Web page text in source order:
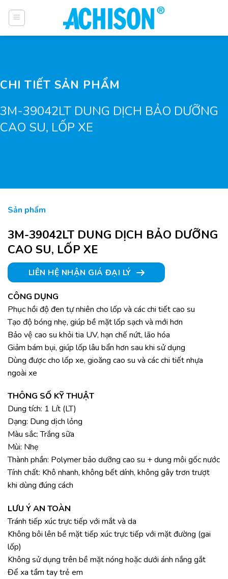
CHI TIẾT SẢN PHẨM
3M-39042LT DUNG DỊCH BẢO DƯỠNG
CAO SU, LỐP XE
Sản phẩm
3M-39042LT DUNG DỊCH BẢO DƯỠNG
CAO SU, LỐP XE
LIÊN HỆ NHẬN GIÁ ĐẠI LÝ
CÔNG DỤNG
Phục hồi độ đen tự nhiên cho lốp và các chi tiết cao su
Tạo độ bóng nhẹ, giúp bề mặt lốp sạch và mới hơn
Bảo vệ cao su khỏi tia UV, hạn chế nứt, lão hóa
Giảm bám bụi, giúp lốp lâu bẩn hơn sau khi sử dụng
Dùng được cho lốp xe, gioăng cao su và các chi tiết nhựa
ngoài xe
THÔNG SỐ KỸ THUẬT
Dung tích: 1 Lít (LT)
Dạng: Dung dịch lỏng
Màu sắc: Trắng sữa
Mùi: Nhẹ
Thành phần: Polymer bảo dưỡng cao su + dung môi gốc nước
Tính chất: Khô nhanh, không bết dính, không gây trơn trượt
khi dùng đúng cách
LƯU Ý AN TOÀN
Tránh tiếp xúc trực tiếp với mắt và da
Không bôi lên bề mặt tiếp xúc trực tiếp với mặt đường (gai
lốp)
Không sử dụng trên bề mặt nóng hoặc dưới ánh nắng gắt
Để xa tầm tay trẻ em